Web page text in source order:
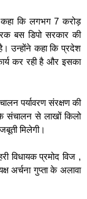
कहा कि लगभग 7 करोड़
बस डिपो सरकार की
उन्होंने कहा कि प्रदेश
कर रही है और इसका
पर्यावरण संरक्षण की
संचालन से लाखों किलो
मिलेगी।
विधायक प्रमोद विज ,
अर्चना गुप्ता के अलावा